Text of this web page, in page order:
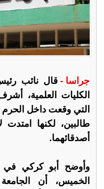
جراسا - قال نائب
الكليات العلمية،
التي وقعت داخل
طالبين، لكنها
أصدقائهما.
وأوضح أبو كركي في
الخميس، أن